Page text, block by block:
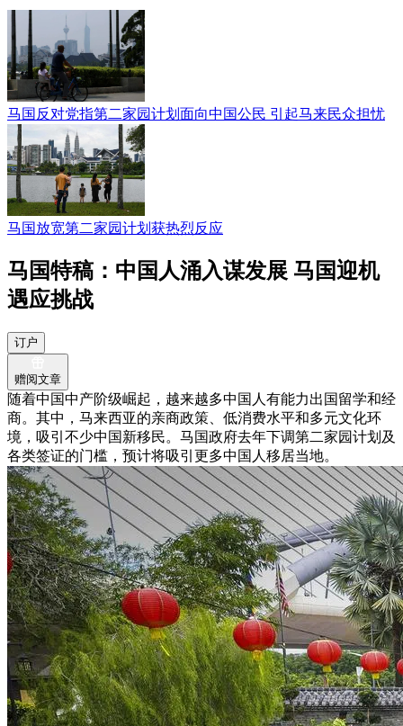
马国反对党指第二家园计划面向中国公民 引起马来民众担忧
马国放宽第二家园计划获热烈反应
马国特稿：中国人涌入谋发展 马国迎机
遇应挑战
订户
赠阅文章
随着中国中产阶级崛起，越来越多中国人有能力出国留学和经
商。其中，马来西亚的亲商政策、低消费水平和多元文化环
境，吸引不少中国新移民。马国政府去年下调第二家园计划及
各类签证的门槛，预计将吸引更多中国人移居当地。